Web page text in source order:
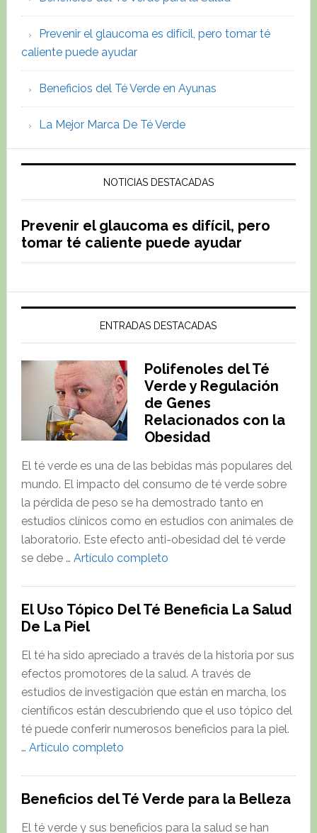
verde
en
Prevenir el glaucoma es difícil, pero tomar té
caliente puede ayudar
Beneficios del Té Verde en Ayunas
La Mejor Marca De Té Verde
NOTICIAS DESTACADAS
Prevenir el glaucoma es difícil, pero
tomar té caliente puede ayudar
ENTRADAS DESTACADAS
Polifenoles del Té
Verde y Regulación
de Genes
Relacionados con la
Obesidad
El té verde es una de las bebidas más populares del
mundo. El impacto del consumo de té verde sobre
la pérdida de peso se ha demostrado tanto en
estudios clínicos como en estudios con animales de
laboratorio. Este efecto anti-obesidad del té verde
se debe … Artículo completoabout
Té
y
Regulación
de
Genes
Relacionados
Obesidad
El Uso Tópico Del Té Beneficia La Salud
De La Piel
El té ha sido apreciado a través de la historia por sus
efectos promotores de la salud. A través de
estudios de investigación que están en marcha, los
científicos están descubriendo que el uso tópico del
té puede conferir numerosos beneficios para la piel.
… Artículo completoabout
Tópico
Del
Beneficios del Té Verde para la Belleza
El té verde y sus beneficios para la salud se han